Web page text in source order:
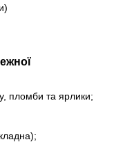
пломби та ярлики;